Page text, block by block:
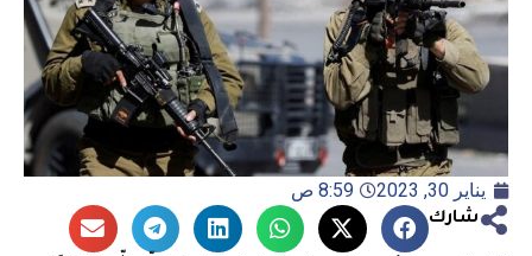
يناير 30, 2023 8:59 ص
شارك